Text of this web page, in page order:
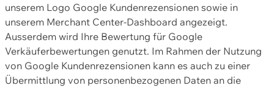
unserem Logo Google Kundenrezensionen sowie in
unserem Merchant Center-Dashboard angezeigt.
Ausserdem wird Ihre Bewertung für Google
Verkäuferbewertungen genutzt. Im Rahmen der Nutzung
von Google Kundenrezensionen kann es auch zu einer
Übermittlung von personenbezogenen Daten an die